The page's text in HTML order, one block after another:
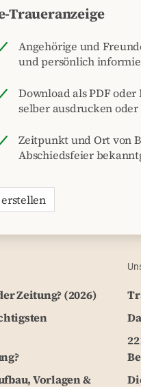
Traueranzeige
Angehörige und
und persönlich
Download als PDF oder
selber ausdrucken
Zeitpunkt und Ort von
Abschiedsfeier
Zeitung? (2026)
Vorlagen &